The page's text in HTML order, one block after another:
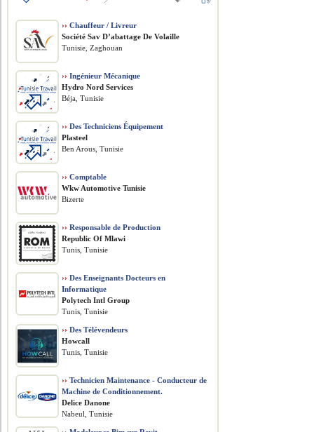
›› Chauffeur / Livreur
Société Sav D’abattage De Volaille
Tunisie, Zaghouan
›› Ingénieur Mécanique
Hydro Nord Services
Béja, Tunisie
›› Des Techniciens Équipement
Plasteel
Ben Arous, Tunisie
›› Comptable
Wkw Automotive Tunisie
Bizerte
›› Responsable de Production
Republic Of Mlawi
Tunis, Tunisie
›› Des Enseignants Docteurs en
Informatique
Polytech Intl Group
Tunis, Tunisie
›› Des Télévendeurs
Howcall
Tunis, Tunisie
›› Technicien Maintenance - Conducteur de
Machine de Conditionnement.
Delice Danone
Nabeul, Tunisie